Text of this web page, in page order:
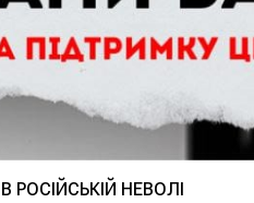
РОСІЙСЬКІЙ НЕВОЛІ